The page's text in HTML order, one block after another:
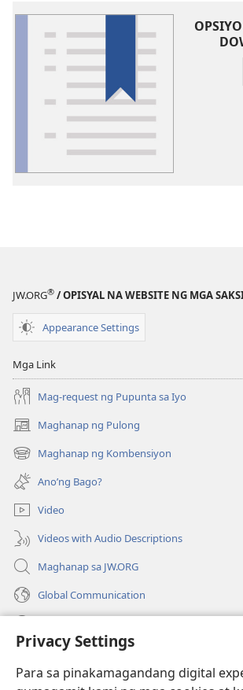
Privacy Settings
Para sa pinakamagandang digital
JW.ORG® / OPISYAL NA WEBSITE NG MGA
Appearance Settings
Mga Link
Mag-request ng Pupunta sa Iyo
Maghanap ng Pulong
(may
bubukas
na
bagong
window)
Maghanap ng Kombensiyon
(may
bubukas
na
bagong
window)
Ano’ng Bago?
Video
Videos with Audio Descriptions
Maghanap sa JW.ORG
Global Communication
(may